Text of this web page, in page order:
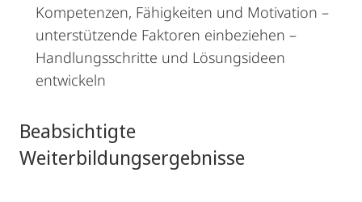
Kompetenzen, Fähigkeiten und Motivation –
unterstützende Faktoren einbeziehen –
Handlungsschritte und Lösungsideen
entwickeln
Beabsichtigte
Weiterbildungsergebnisse